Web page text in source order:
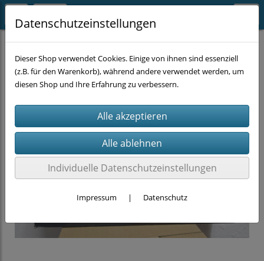
MASCHINEN
Datenschutzeinstellungen
Dieser Shop verwendet Cookies. Einige von ihnen sind essenziell
(z.B. für den Warenkorb), während andere verwendet werden, um
diesen Shop und Ihre Erfahrung zu verbessern.
Individuelle Datenschutzeinstellungen
Impressum | Datenschutz